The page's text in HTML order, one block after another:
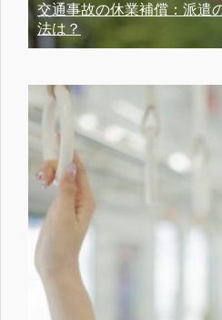
交通事故の休業補償：派遣
法は？